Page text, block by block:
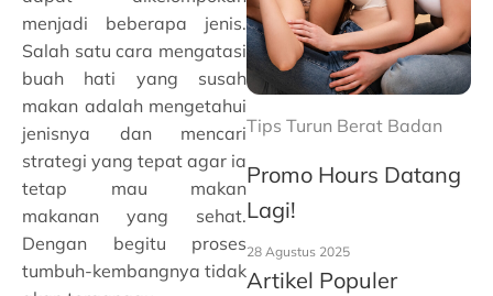
menjadi beberapa jenis.
Salah satu cara mengatasi
buah hati yang susah
makan adalah mengetahui
jenisnya dan mencari
strategi yang tepat agar ia
tetap mau makan
makanan yang sehat.
Dengan begitu proses
tumbuh-kembangnya tidak
Tips Turun Berat Badan
Promo Hours Datang
Lagi!
28 Agustus 2025
Artikel Populer